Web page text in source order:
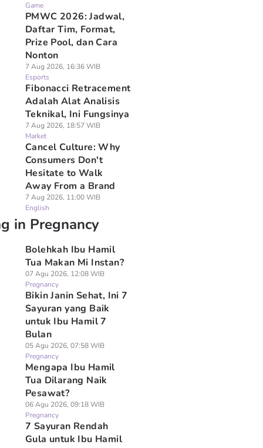
Game
PMWC 2026: Jadwal,
Daftar Tim, Format,
Prize Pool, dan Cara
Nonton
7 Aug 2026, 16:36 WIB
Esports
Fibonacci Retracement
Adalah Alat Analisis
Teknikal, Ini Fungsinya
7 Aug 2026, 18:57 WIB
Market
Cancel Culture: Why
Consumers Don't
Hesitate to Walk
Away From a Brand
7 Aug 2026, 11:00 WIB
English
in Pregnancy
Bolehkah Ibu Hamil
Tua Makan Mi Instan?
07 Agu 2026, 12:08 WIB
Pregnancy
Bikin Janin Sehat, Ini 7
Sayuran yang Baik
untuk Ibu Hamil 7
Bulan
05 Agu 2026, 07:58 WIB
Pregnancy
Mengapa Ibu Hamil
Tua Dilarang Naik
Pesawat?
06 Agu 2026, 09:18 WIB
Pregnancy
7 Sayuran Rendah
Gula untuk Ibu Hamil